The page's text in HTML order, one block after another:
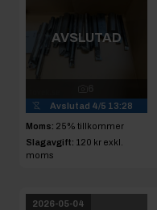
AVSLUTAD
Avslutad 4/5 13:28
Moms: 25% tillkommer
Slagavgift: 120 kr exkl.
moms
2026-05-04